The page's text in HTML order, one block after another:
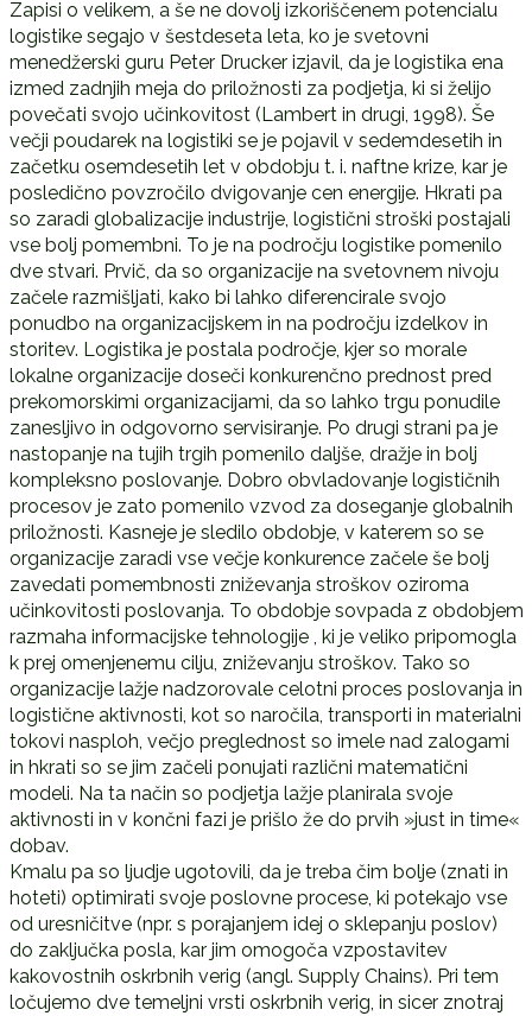
Zapisi o velikem, a še ne dovolj izkoriščenem potencialu
logistike segajo v šestdeseta leta, ko je svetovni
menedžerski guru Peter Drucker izjavil, da je logistika ena
izmed zadnjih meja do priložnosti za podjetja, ki si želijo
povečati svojo učinkovitost (Lambert in drugi, 1998). Še
večji poudarek na logistiki se je pojavil v sedemdesetih in
začetku osemdesetih let v obdobju t. i. naftne krize, kar je
posledično povzročilo dvigovanje cen energije. Hkrati pa
so zaradi globalizacije industrije, logistični stroški postajali
vse bolj pomembni. To je na področju logistike pomenilo
dve stvari. Prvič, da so organizacije na svetovnem nivoju
začele razmišljati, kako bi lahko diferencirale svojo
ponudbo na organizacijskem in na področju izdelkov in
storitev. Logistika je postala področje, kjer so morale
lokalne organizacije doseči konkurenčno prednost pred
prekomorskimi organizacijami, da so lahko trgu ponudile
zanesljivo in odgovorno servisiranje. Po drugi strani pa je
nastopanje na tujih trgih pomenilo daljše, dražje in bolj
kompleksno poslovanje. Dobro obvladovanje logističnih
procesov je zato pomenilo vzvod za doseganje globalnih
priložnosti. Kasneje je sledilo obdobje, v katerem so se
organizacije zaradi vse večje konkurence začele še bolj
zavedati pomembnosti zniževanja stroškov oziroma
učinkovitosti poslovanja. To obdobje sovpada z obdobjem
razmaha informacijske tehnologije , ki je veliko pripomogla
k prej omenjenemu cilju, zniževanju stroškov. Tako so
organizacije lažje nadzorovale celotni proces poslovanja in
logistične aktivnosti, kot so naročila, transporti in materialni
tokovi nasploh, večjo preglednost so imele nad zalogami
in hkrati so se jim začeli ponujati različni matematični
modeli. Na ta način so podjetja lažje planirala svoje
aktivnosti in v končni fazi je prišlo že do prvih »just in time«
dobav.
Kmalu pa so ljudje ugotovili, da je treba čim bolje (znati in
hoteti) optimirati svoje poslovne procese, ki potekajo vse
od uresničitve (npr. s porajanjem idej o sklepanju poslov)
do zaključka posla, kar jim omogoča vzpostavitev
kakovostnih oskrbnih verig (angl. Supply Chains). Pri tem
ločujemo dve temeljni vrsti oskrbnih verig, in sicer znotraj